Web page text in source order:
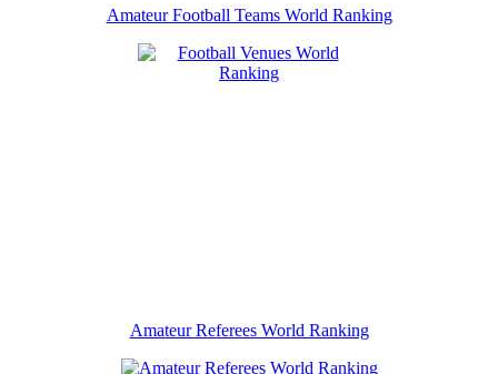
Amateur Football Teams World Ranking
Amateur Referees World Ranking